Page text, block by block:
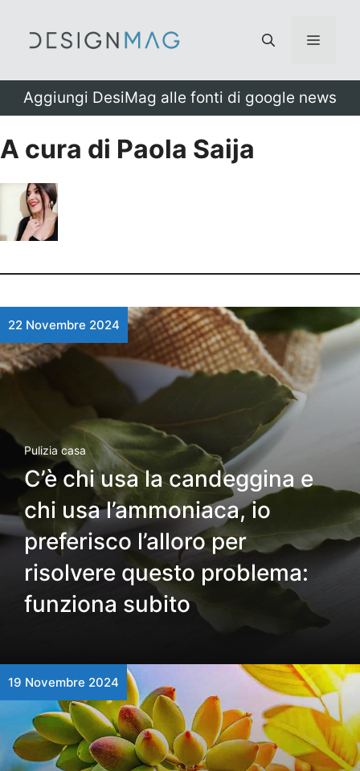
Menu
Aggiungi DesiMag alle fonti di google news
A cura di Paola Saija
22 Novembre 2024
Pulizia casa
C’è chi usa la candeggina e
chi usa l’ammoniaca, io
preferisco l’alloro per
risolvere questo problema:
funziona subito
19 Novembre 2024